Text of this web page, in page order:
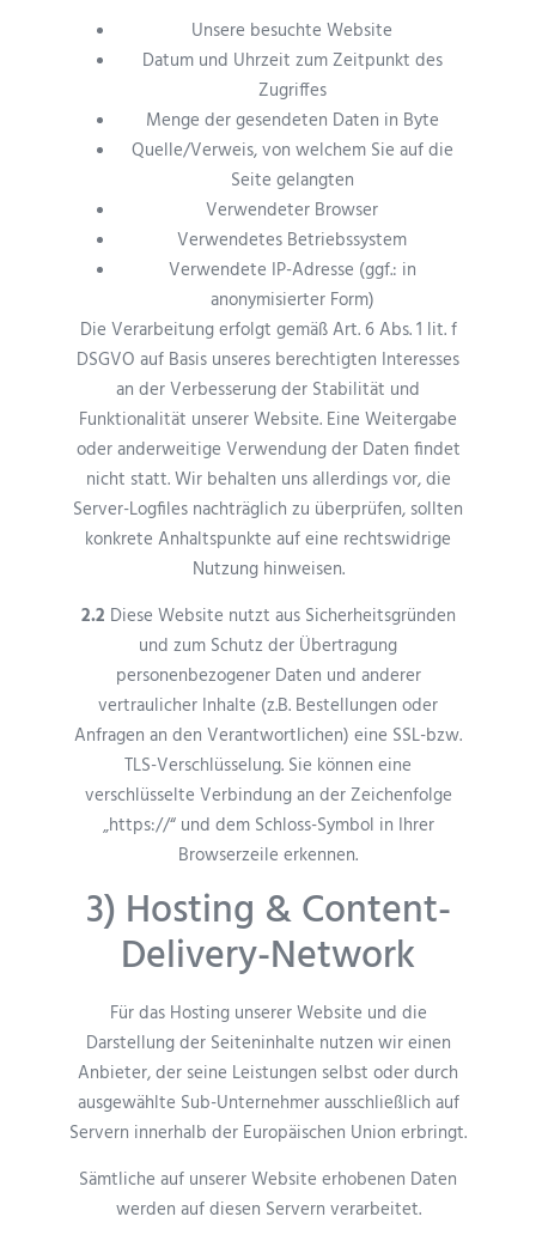
Unsere besuchte Website
Datum und Uhrzeit zum Zeitpunkt des
Zugriffes
Menge der gesendeten Daten in Byte
Quelle/Verweis, von welchem Sie auf die
Seite gelangten
Verwendeter Browser
Verwendetes Betriebssystem
Verwendete IP-Adresse (ggf.: in
anonymisierter Form)
Die Verarbeitung erfolgt gemäß Art. 6 Abs. 1 lit. f
DSGVO auf Basis unseres berechtigten Interesses
an der Verbesserung der Stabilität und
Funktionalität unserer Website. Eine Weitergabe
oder anderweitige Verwendung der Daten findet
nicht statt. Wir behalten uns allerdings vor, die
Server-Logfiles nachträglich zu überprüfen, sollten
konkrete Anhaltspunkte auf eine rechtswidrige
Nutzung hinweisen.
2.2 Diese Website nutzt aus Sicherheitsgründen
und zum Schutz der Übertragung
personenbezogener Daten und anderer
vertraulicher Inhalte (z.B. Bestellungen oder
Anfragen an den Verantwortlichen) eine SSL-bzw.
TLS-Verschlüsselung. Sie können eine
verschlüsselte Verbindung an der Zeichenfolge
„https://“ und dem Schloss-Symbol in Ihrer
Browserzeile erkennen.
3) Hosting & Content-
Delivery-Network
Für das Hosting unserer Website und die
Darstellung der Seiteninhalte nutzen wir einen
Anbieter, der seine Leistungen selbst oder durch
ausgewählte Sub-Unternehmer ausschließlich auf
Servern innerhalb der Europäischen Union erbringt.
Sämtliche auf unserer Website erhobenen Daten
werden auf diesen Servern verarbeitet.